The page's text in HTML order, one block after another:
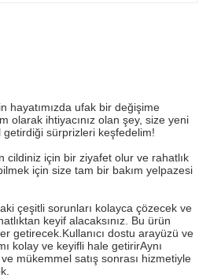
hayatımızda ufak bir değişime
olarak ihtiyacınız olan şey, size yeni
sürprizleri keşfedelim!
cildiniz için bir ziyafet olur ve rahatlık
için size tam bir bakım yelpazesi
çeşitli sorunları kolayca çözecek ve
keyif alacaksınız. Bu ürün
getirecek.Kullanıcı dostu arayüzü ve
kolay ve keyifli hale getirirAynı
mükemmel satış sonrası hizmetiyle